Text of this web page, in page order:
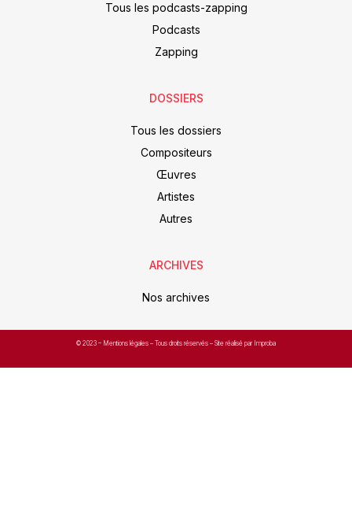
Tous les podcasts-zapping
Podcasts
Zapping
DOSSIERS
Tous les dossiers
Compositeurs
Œuvres
Artistes
Autres
ARCHIVES
Nos archives
© 2023 – Mentions légales – Tous droits réservés – Site réalisé par Improba